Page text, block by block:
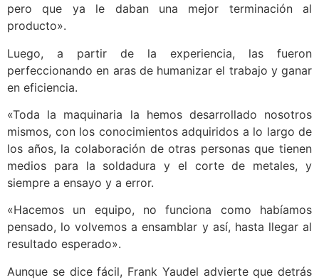
pero que ya le daban una mejor terminación al
producto».
Luego, a partir de la experiencia, las fueron
perfeccionando en aras de humanizar el trabajo y ganar
en eficiencia.
«Toda la maquinaria la hemos desarrollado nosotros
mismos, con los conocimientos adquiridos a lo largo de
los años, la colaboración de otras personas que tienen
medios para la soldadura y el corte de metales, y
siempre a ensayo y a error.
«Hacemos un equipo, no funciona como habíamos
pensado, lo volvemos a ensamblar y así, hasta llegar al
resultado esperado».
Aunque se dice fácil, Frank Yaudel advierte que detrás